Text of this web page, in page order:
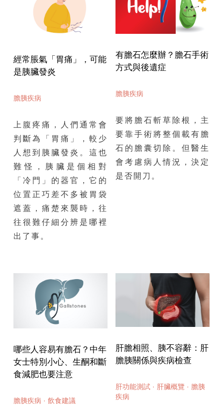
經常脹氣「胃痛」，可能
是胰臟發炎
膽胰疾病
上腹疼痛，人們通常會
判斷為「胃痛」，較少
人想到胰臟發炎。這也
難怪，胰臟是個相對
「冷門」的器官，它的
位置正巧差不多被胃袋
遮蓋，痛楚來襲時，往
往很難仔細分辨是哪裡
出了事。
有膽石怎麼辦？膽石手術
方式與後遺症
膽胰疾病
要將膽石斬草除根，主
要靠手術將整個載有膽
石的膽囊切除。但醫生
會考慮病人情況，決定
是否開刀。
哪些人容易有膽石？中年
女士特別小心、生酮和斷
食減肥也要注意
膽胰疾病 ·飲食建議
肝膽相照、胰不容辭：肝
膽胰關係與疾病檢查
肝功能測試 · 肝臟概覽 · 膽胰
疾病